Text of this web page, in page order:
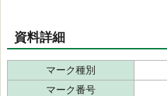
資料詳細
マーク種別
マーク番号